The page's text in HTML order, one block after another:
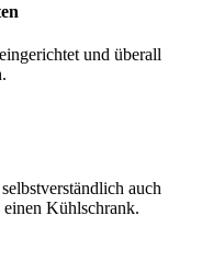
und überall
auch
Kühlschrank.